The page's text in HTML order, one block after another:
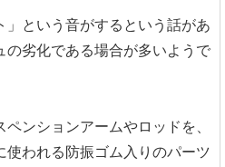
」という音がするという話があ
の劣化である場合が多いようで
ンションアームやロッドを、
われる防振ゴム入りのパーツ